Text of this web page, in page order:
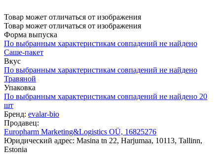
Товар может отличаться от изображения
Товар может отличаться от изображения
Форма выпуска
По выбранным характеристикам совпадений не найдено
Саше-пакет
Вкус
По выбранным характеристикам совпадений не найдено
Травяной
Упаковка
По выбранным характеристикам совпадений не найдено 20
шт
Бренд: evalar-bio
Продавец:
Europharm Marketing&Logistics OÜ, 16825276
Юридический адрес: Masina tn 22, Harjumaa, 10113, Tallinn,
Estonia